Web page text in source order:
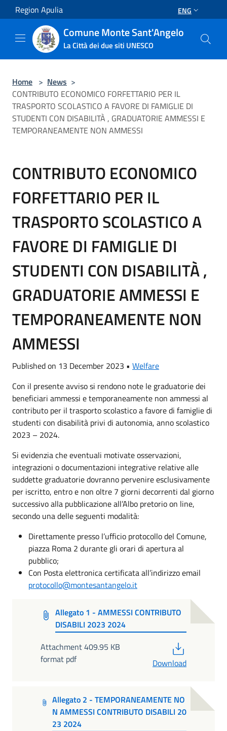
Salta al contenuto principale
Region Apulia ENG
Comune Monte Sant'Angelo
La Città dei due siti UNESCO
Home > News >
CONTRIBUTO ECONOMICO FORFETTARIO PER IL
TRASPORTO SCOLASTICO A FAVORE DI FAMIGLIE DI
STUDENTI CON DISABILITÀ , GRADUATORIE AMMESSI E
TEMPORANEAMENTE NON AMMESSI
CONTRIBUTO ECONOMICO
FORFETTARIO PER IL
TRASPORTO SCOLASTICO A
FAVORE DI FAMIGLIE DI
STUDENTI CON DISABILITÀ ,
GRADUATORIE AMMESSI E
TEMPORANEAMENTE NON
AMMESSI
Published on 13 December 2023 • Welfare
Con il presente avviso si rendono note le graduatorie dei
beneficiari ammessi e temporaneamente non ammessi al
contributo per il trasporto scolastico a favore di famiglie di
studenti con disabilità privi di autonomia, anno scolastico
2023 – 2024.
Si evidenzia che eventuali motivate osservazioni,
integrazioni o documentazioni integrative relative alle
suddette graduatorie dovranno pervenire esclusivamente
per iscritto, entro e non oltre 7 giorni decorrenti dal giorno
successivo alla pubblicazione all’Albo pretorio on line,
secondo una delle seguenti modalità:
Direttamente presso l’ufficio protocollo del Comune,
piazza Roma 2 durante gli orari di apertura al
pubblico;
Con Posta elettronica certificata all’indirizzo email
protocollo@montesantangelo.it
Allegato 1 - AMMESSI CONTRIBUTO
DISABILI 2023 2024
Attachment 409.95 KB
format pdf
Download
Allegato 2 - TEMPORANEAMENTE NO
N AMMESSI CONTRIBUTO DISABILI 20
23 2024